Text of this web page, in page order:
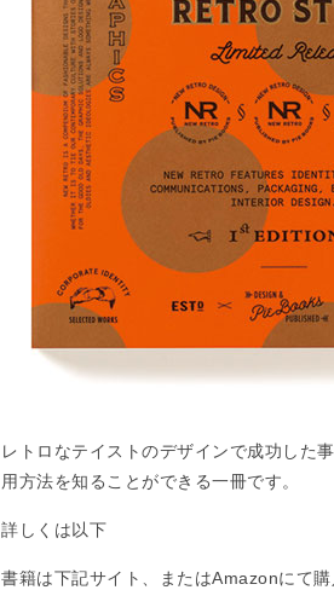
レトロなテイストのデザインで成功した
用方法を知ることができる一冊です。
詳しくは以下
書籍は下記サイト、またはAmazonにて購